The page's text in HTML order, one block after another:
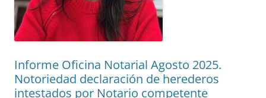
Informe Oficina Notarial Agosto 2025.
Notoriedad declaración de herederos
intestados por Notario competente